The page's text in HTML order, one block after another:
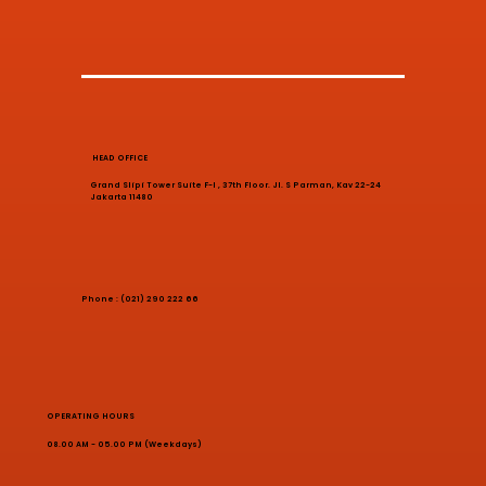
HEAD OFFICE
Grand Slipi Tower Suite F-I , 37th Floor. Jl. S Parman, Kav 22-24
Jakarta 11480
Phone : (021) 290 222 66
OPERATING HOURS
08.00 AM - 05.00 PM (Weekdays)